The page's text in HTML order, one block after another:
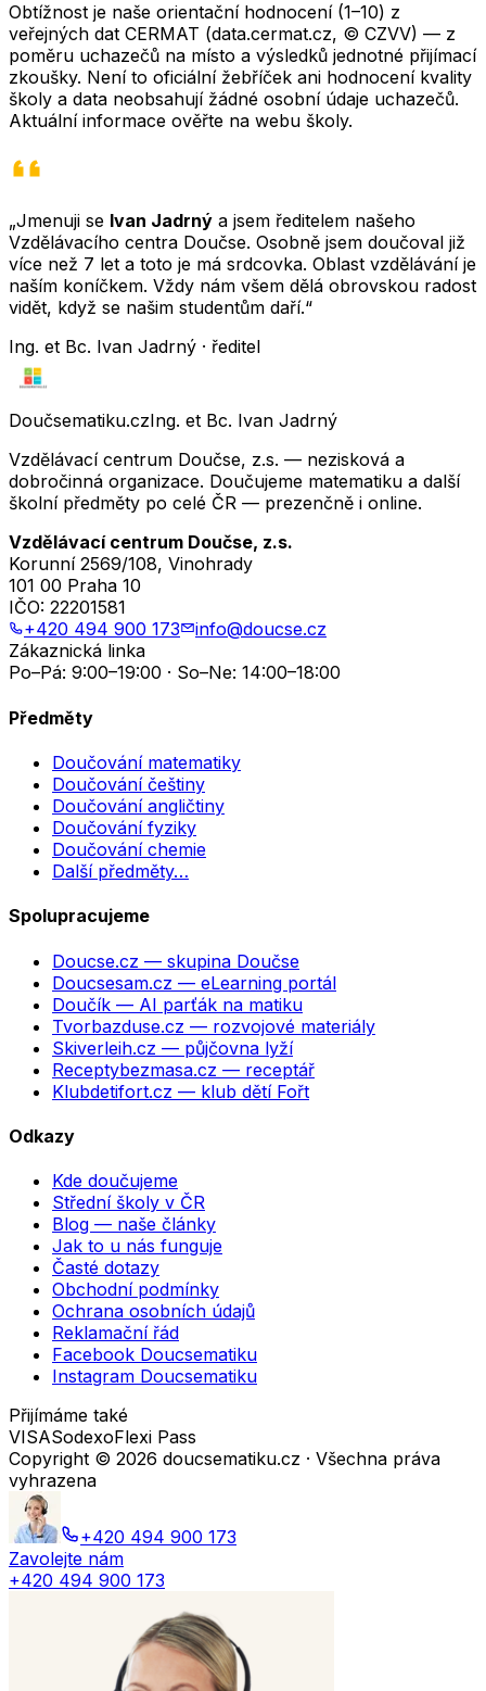
Obtížnost je naše orientační hodnocení (1–10) z
veřejných dat CERMAT (data.cermat.cz, © CZVV) — z
poměru uchazečů na místo a výsledků jednotné přijímací
zkoušky. Není to oficiální žebříček ani hodnocení kvality
školy a data neobsahují žádné osobní údaje uchazečů.
Aktuální informace ověřte na webu školy.
„Jmenuji se Ivan Jadrný a jsem ředitelem našeho
Vzdělávacího centra Doučse. Osobně jsem doučoval již
více než 7 let a toto je má srdcovka. Oblast vzdělávání je
naším koníčkem. Vždy nám všem dělá obrovskou radost
vidět, když se našim studentům daří.“
Ing. et Bc. Ivan Jadrný · ředitel
Doučsematiku.czIng. et Bc. Ivan Jadrný
Vzdělávací centrum Doučse, z.s. — nezisková a
dobročinná organizace. Doučujeme matematiku a další
školní předměty po celé ČR — prezenčně i online.
Vzdělávací centrum Doučse, z.s.
Korunní 2569/108, Vinohrady
101 00 Praha 10
IČO: 22201581
+420 494 900 173
info@doucse.cz
Zákaznická linka
Po–Pá: 9:00–19:00 · So–Ne: 14:00–18:00
Předměty
Doučování matematiky
Doučování češtiny
Doučování angličtiny
Doučování fyziky
Doučování chemie
Další předměty…
Spolupracujeme
Doucse.cz — skupina Doučse
Doucsesam.cz — eLearning portál
Doučík — AI parťák na matiku
Tvorbazduse.cz — rozvojové materiály
Skiverleih.cz — půjčovna lyží
Receptybezmasa.cz — receptář
Klubdetifort.cz — klub dětí Fořt
Odkazy
Kde doučujeme
Střední školy v ČR
Blog — naše články
Jak to u nás funguje
Časté dotazy
Obchodní podmínky
Ochrana osobních údajů
Reklamační řád
Facebook Doucsematiku
Instagram Doucsematiku
Přijímáme také
VISASodexoFlexi Pass
Copyright © 2026 doucsematiku.cz · Všechna práva
vyhrazena
+420 494 900 173
Zavolejte nám
+420 494 900 173